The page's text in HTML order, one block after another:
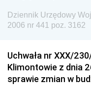
Dziennik Urzędowy
2006 nr 441 poz. 3162
Uchwała nr XXX/
Klimontowie z dnia
sprawie zmian w